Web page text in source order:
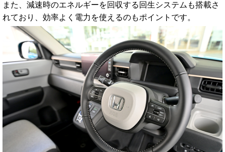
また、減速時のエネルギーを回収する回生システムも搭載さ
れており、効率よく電力を使えるのもポイントです。